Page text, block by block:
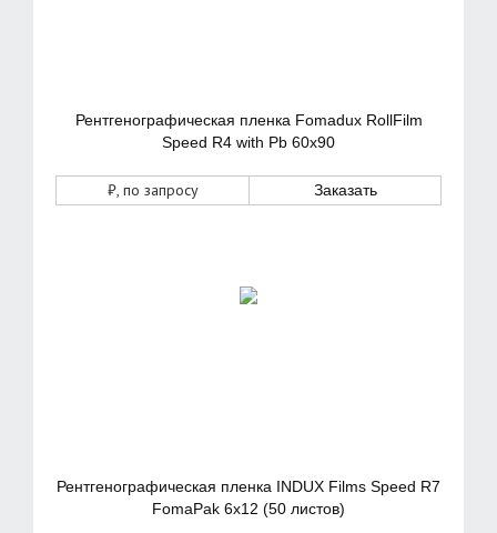
Рентгенографическая пленка Fomadux RollFilm
Speed R4 with Pb 60х90
₽, по запросу Заказать
Рентгенографическая пленка INDUX Films Speed R7
FomaPak 6х12 (50 листов)